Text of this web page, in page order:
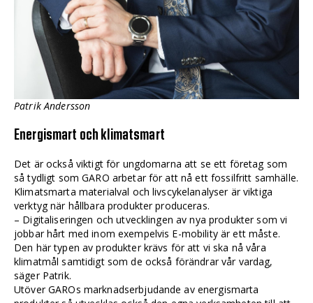
Patrik Andersson
Energismart och klimatsmart
Det är också viktigt för ungdomarna att se ett företag som
så tydligt som GARO arbetar för att nå ett fossilfritt samhälle.
Klimatsmarta materialval och livscykelanalyser är viktiga
verktyg när hållbara produkter produceras.
– Digitaliseringen och utvecklingen av nya produkter som vi
jobbar hårt med inom exempelvis E-mobility är ett måste.
Den här typen av produkter krävs för att vi ska nå våra
klimatmål samtidigt som de också förändrar vår vardag,
säger Patrik.
Utöver GAROs marknadserbjudande av energismarta